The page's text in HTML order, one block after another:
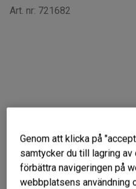
Art. nr: 721682
Genom att klicka på
samtycker du till lagring
förbättra navigeringen på
webbplatsens användning